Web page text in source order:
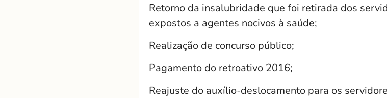
Retorno da insalubridade que foi retirada dos
expostos a agentes nocivos à saúde;
Realização de concurso público;
Pagamento do retroativo 2016;
Reajuste do auxílio-deslocamento para os